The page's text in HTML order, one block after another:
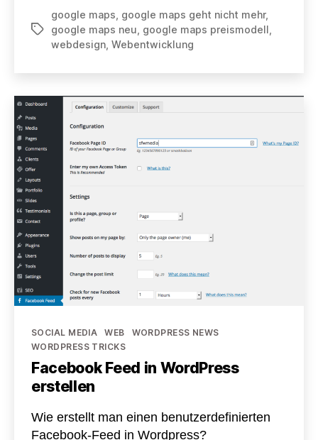
Preismodell
Schlagwörter
google maps google maps geht nicht mehr,
google maps neu google maps preismodell
webdesign Webentwicklung
Kategorien
SOCIAL MEDIA WEB
WORDPRESS NEWS
WORDPRESS TRICKS
Facebook Feed in WordPress
erstellen
Wie erstellt man einen benutzerdefinierten
Facebook-Feed in Wordpress?